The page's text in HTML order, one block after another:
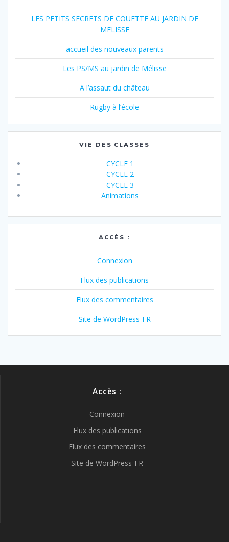
LES PETITS SECRETS DE COUETTE AU JARDIN DE
MELISSE
accueil des nouveaux parents
Les PS/MS au jardin de Mélisse
A l’assaut du château
Rugby à l’école
VIE DES CLASSES
CYCLE 1
CYCLE 2
CYCLE 3
Animations
ACCÈS :
Connexion
Flux des publications
Flux des commentaires
Site de WordPress-FR
Accès :
Connexion
Flux des publications
Flux des commentaires
Site de WordPress-FR